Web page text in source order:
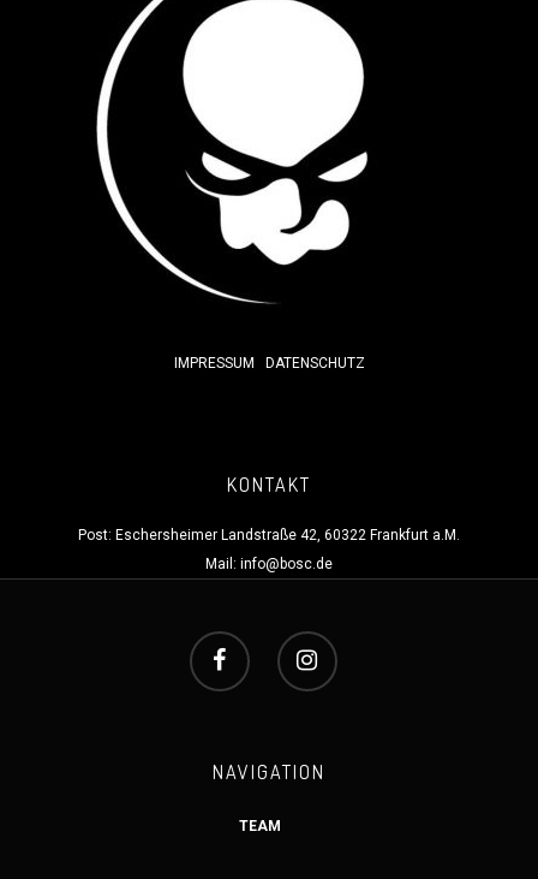
IMPRESSUM DATENSCHUTZ
KONTAKT
Post: Eschersheimer Landstraße 42, 60322 Frankfurt a.M.
Mail: info@bosc.de
NAVIGATION
TEAM